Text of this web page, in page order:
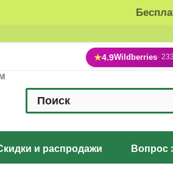
★4.9Wildberries·
и распродажи Вопрос